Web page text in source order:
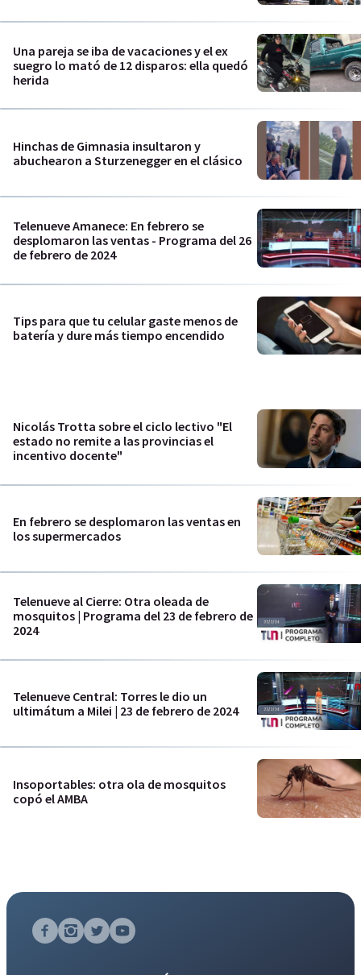
Una pareja se iba de vacaciones y el ex
suegro lo mató de 12 disparos: ella quedó
herida
Hinchas de Gimnasia insultaron y
abuchearon a Sturzenegger en el clásico
Telenueve Amanece: En febrero se
desplomaron las ventas - Programa del 26
de febrero de 2024
Tips para que tu celular gaste menos de
batería y dure más tiempo encendido
Nicolás Trotta sobre el ciclo lectivo "El
estado no remite a las provincias el
incentivo docente"
En febrero se desplomaron las ventas en
los supermercados
Telenueve al Cierre: Otra oleada de
mosquitos | Programa del 23 de febrero de
2024
Telenueve Central: Torres le dio un
ultimátum a Milei | 23 de febrero de 2024
Insoportables: otra ola de mosquitos
copó el AMBA